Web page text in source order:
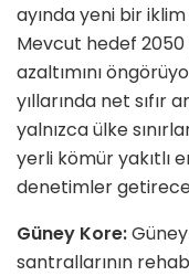
ayında yeni bir
Mevcut hedef 2050
azaltımını
yıllarında net sıfır
yalnızca ülke
yerli kömür yakıtlı
denetimler
Güney Kore:
santrallarının